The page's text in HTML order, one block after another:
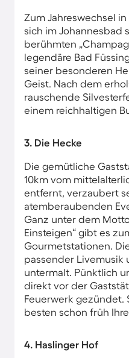
Zum Jahreswechsel
sich im Johannesbad
berühmten
legendäre Bad
seiner besonderen
Geist. Nach dem
rauschende
einem reichhaltigen
3. Die Hecke
Die gemütliche
10km vom
entfernt, verzaubert
atemberaubenden
Ganz unter dem
Einsteigen“ gibt es
Gourmetstationen.
passender Livemusik
untermalt. Pünktlich
direkt vor der
Feuerwerk gezündet.
besten schon früh
4. Haslinger Hof